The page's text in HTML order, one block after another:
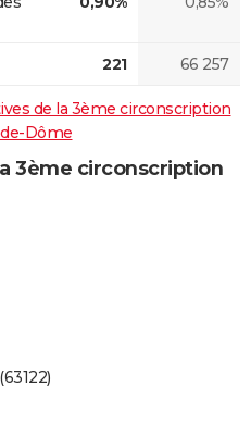
221 66 257
de la 3ème circonscription
Dôme
3ème circonscription